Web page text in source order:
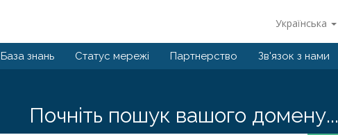
Українська
База знань Статус мережі Партнерство Зв'язок з нами
Почніть пошук вашого домену...